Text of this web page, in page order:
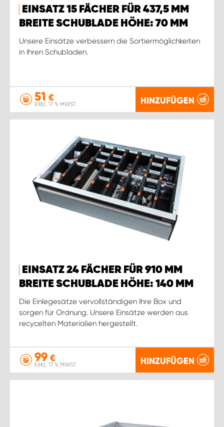
EINSATZ 15 FÄCHER FÜR 437,5 MM
BREITE SCHUBLADE HÖHE: 70 MM
Unsere Einsätze verbessern die Sortiermöglichkeiten
in Ihren Schubladen.
51 €
EXKL. 17 % MWST. HINZUFÜGEN
EINSATZ 24 FÄCHER FÜR 910 MM
BREITE SCHUBLADE HÖHE: 140 MM
Die Einlegesätze vervollständigen Ihre Box und
sorgen für Ordnung. Unsere Einsätze werden aus
recycelten Materialien hergestellt.
99 €
EXKL. 17 % MWST. HINZUFÜGEN